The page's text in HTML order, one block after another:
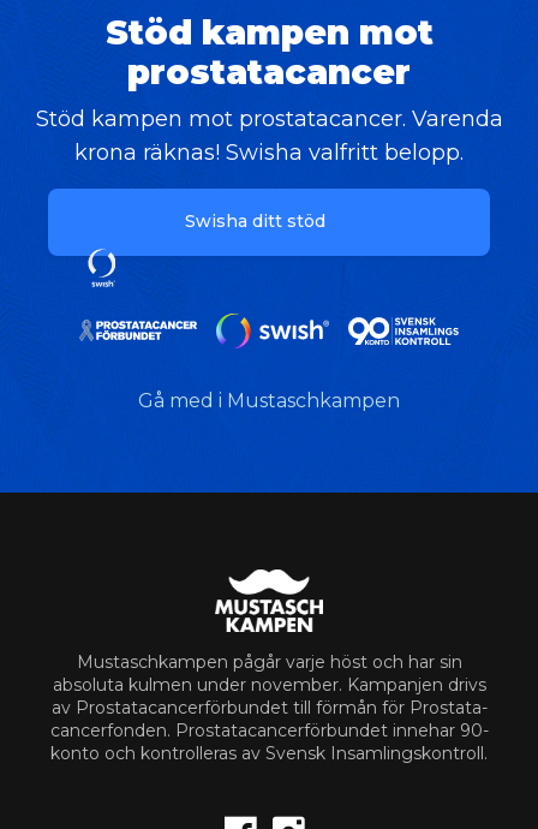
Stöd kampen mot
prostatacancer
Stöd kampen mot prostatacancer. Varenda
krona räknas! Swisha valfritt belopp.
Swisha ditt stöd
Gå med i Mustaschkampen
Mustaschkampen pågår varje höst och har sin
absoluta kulmen under november. Kampanjen drivs
av Prostata­cancerförbundet till förmån för Prostata­
cancerfonden. Prostata­cancerförbundet innehar 90-
konto och kontrolleras av Svensk Insamlingskontroll.